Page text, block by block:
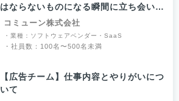
はならないものになる瞬間に立ち会いた
い！
コミューン株式会社
・業種：ソフトウェアベンダー・SaaS
・社員数：100名〜500名未満
【広告チーム】仕事内容とやりがいにつ
いて